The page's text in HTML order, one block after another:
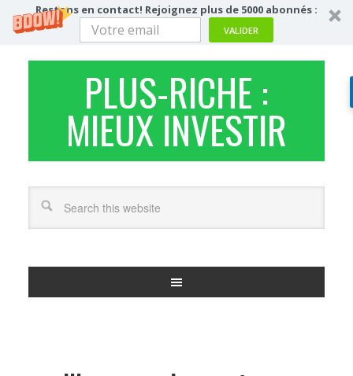
Restons en contact! Rejoignez plus de 5000 abonnés :
VALIDER
PLUS-RICHE :
MIEUX INVESTIR